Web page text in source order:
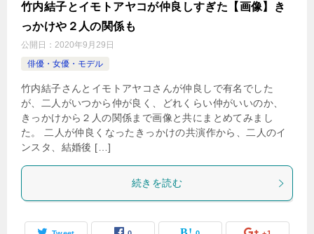
竹内結子とイモトアヤコが仲良しすぎた【画像】き
っかけや２人の関係も
公開日： 2020年9月29日
俳優・女優・モデル
竹内結子さんとイモトアヤコさんが仲良しで有名でした
が、二人がいつから仲が良く、どれくらい仲がいいのか、
きっかけから２人の関係まで画像と共にまとめてみまし
た。 二人が仲良くなったきっかけの共演作から、二人のイ
ンスタ、結婚後 […]
続きを読む